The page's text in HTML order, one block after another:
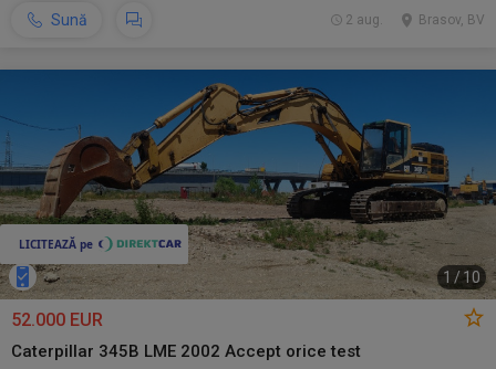
Sună Brasov, BV
2 aug.
1 /10
52.000 EUR
Caterpillar 345B LME 2002 Accept orice test